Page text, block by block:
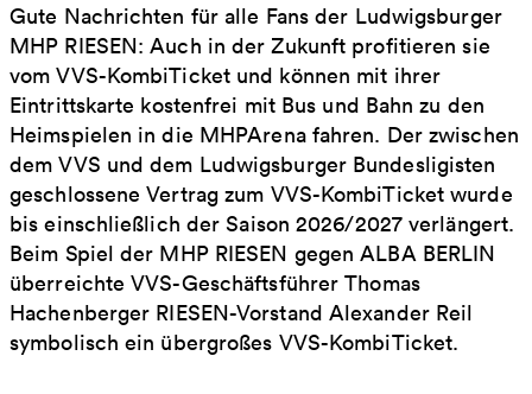
Gute Nachrichten für alle Fans der Ludwigsburger
MHP RIESEN: Auch in der Zukunft profitieren sie
vom VVS-KombiTicket und können mit ihrer
Eintrittskarte kostenfrei mit Bus und Bahn zu den
Heimspielen in die MHPArena fahren. Der zwischen
dem VVS und dem Ludwigsburger Bundesligisten
geschlossene Vertrag zum VVS-KombiTicket wurde
bis einschließlich der Saison 2026/2027 verlängert.
Beim Spiel der MHP RIESEN gegen ALBA BERLIN
überreichte VVS-Geschäftsführer Thomas
Hachenberger RIESEN-Vorstand Alexander Reil
symbolisch ein übergroßes VVS-KombiTicket.